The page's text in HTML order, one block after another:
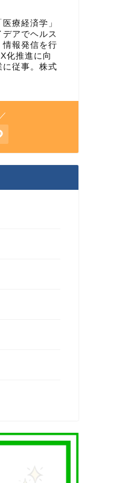
療経済学」
アでヘルス
情報発信を行
化推進に向
に従事。株式